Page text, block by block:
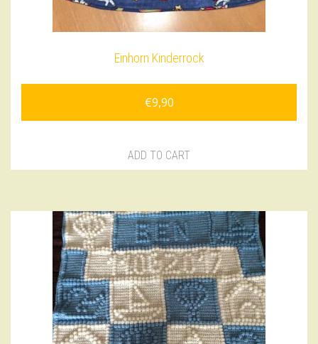
Einhorn Kinderrock
€9,90
ADD TO CART